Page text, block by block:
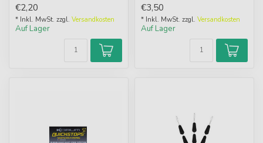
€2,20
* Inkl. MwSt. zzgl. Versandkosten
Auf Lager
Rahmen. Ideal für ...
€3,50
* Inkl. MwSt. zzgl. Versandkosten
Auf Lager